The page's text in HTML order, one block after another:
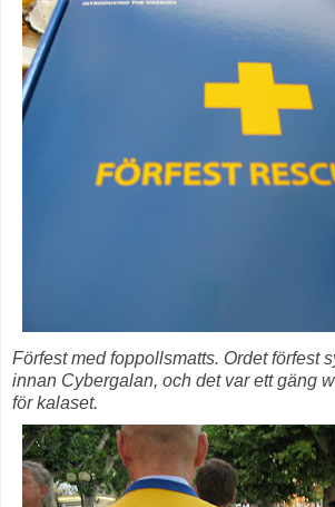
Förfest med foppollsmatts. Ordet förfest
innan Cybergalan, och det var ett gäng
för kalaset.